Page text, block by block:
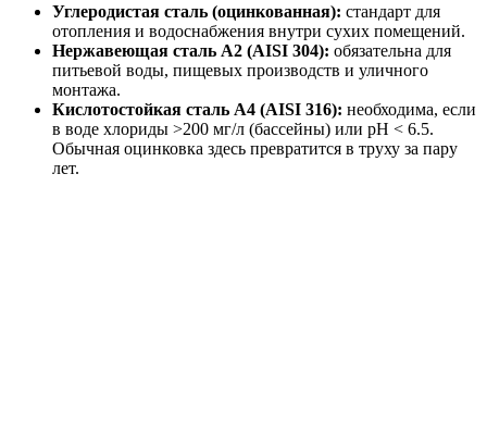
Углеродистая сталь (оцинкованная): стандарт для
отопления и водоснабжения внутри сухих помещений.
Нержавеющая сталь A2 (AISI 304): обязательна для
питьевой воды, пищевых производств и уличного
монтажа.
Кислотостойкая сталь A4 (AISI 316): необходима, если
в воде хлориды >200 мг/л (бассейны) или pH < 6.5.
Обычная оцинковка здесь превратится в труху за пару
лет.